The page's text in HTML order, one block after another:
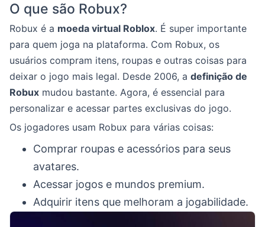
O que são Robux?
Robux é a moeda virtual Roblox. É super importante
para quem joga na plataforma. Com Robux, os
usuários compram itens, roupas e outras coisas para
deixar o jogo mais legal. Desde 2006, a definição de
Robux mudou bastante. Agora, é essencial para
personalizar e acessar partes exclusivas do jogo.
Os jogadores usam Robux para várias coisas:
Comprar roupas e acessórios para seus
avatares.
Acessar jogos e mundos premium.
Adquirir itens que melhoram a jogabilidade.